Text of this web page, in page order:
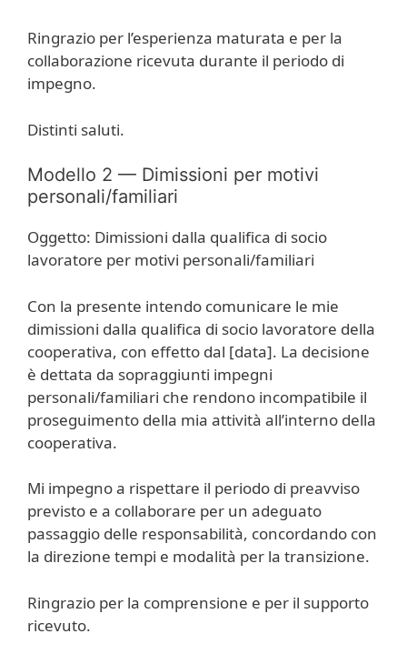
Ringrazio per l’esperienza maturata e per la
collaborazione ricevuta durante il periodo di
impegno.
Distinti saluti.
Modello 2 — Dimissioni per motivi
personali/familiari
Oggetto: Dimissioni dalla qualifica di socio
lavoratore per motivi personali/familiari
Con la presente intendo comunicare le mie
dimissioni dalla qualifica di socio lavoratore della
cooperativa, con effetto dal [data]. La decisione
è dettata da sopraggiunti impegni
personali/familiari che rendono incompatibile il
proseguimento della mia attività all’interno della
cooperativa.
Mi impegno a rispettare il periodo di preavviso
previsto e a collaborare per un adeguato
passaggio delle responsabilità, concordando con
la direzione tempi e modalità per la transizione.
Ringrazio per la comprensione e per il supporto
ricevuto.